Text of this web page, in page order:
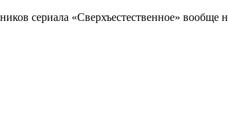
сериала «Сверхъестественное» вообще